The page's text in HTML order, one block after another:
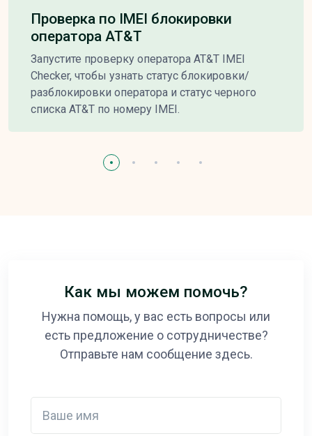
Проверка по IMEI блокировки
оператора AT&T
Запустите проверку оператора AT&T IMEI
Checker, чтобы узнать статус блокировки/
разблокировки оператора и статус черного
списка AT&T по номеру IMEI.
Как мы можем помочь?
Нужна помощь, у вас есть вопросы или
есть предложение о сотрудничестве?
Отправьте нам сообщение здесь.